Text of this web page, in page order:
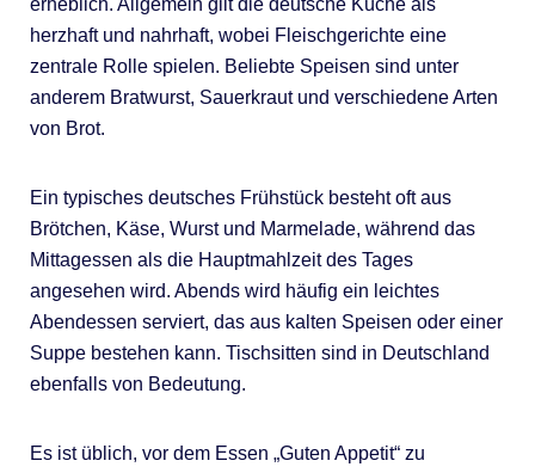
erheblich. Allgemein gilt die deutsche Küche als
herzhaft und nahrhaft, wobei Fleischgerichte eine
zentrale Rolle spielen. Beliebte Speisen sind unter
anderem Bratwurst, Sauerkraut und verschiedene Arten
von Brot.
Ein typisches deutsches Frühstück besteht oft aus
Brötchen, Käse, Wurst und Marmelade, während das
Mittagessen als die Hauptmahlzeit des Tages
angesehen wird. Abends wird häufig ein leichtes
Abendessen serviert, das aus kalten Speisen oder einer
Suppe bestehen kann. Tischsitten sind in Deutschland
ebenfalls von Bedeutung.
Es ist üblich, vor dem Essen „Guten Appetit“ zu